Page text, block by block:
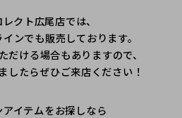
クト広尾店では、
ンでも販売しております。
だける場合もありますので、
したらぜひご来店ください！
アイテムをお探しなら